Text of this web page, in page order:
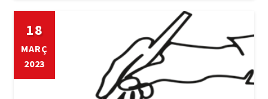
18
MARÇ
2023